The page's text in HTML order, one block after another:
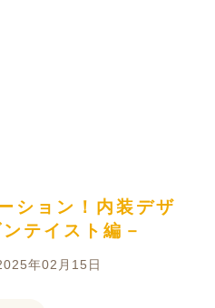
ション！内装デザ
テイスト編－
年02月15日